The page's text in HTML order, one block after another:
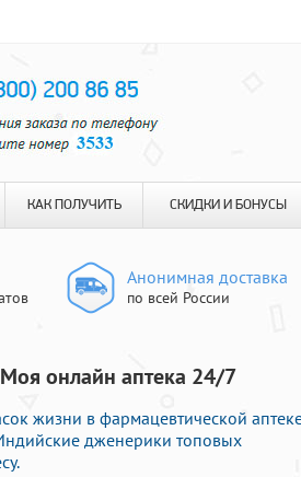
КАК ПОЛУЧИТЬ СКИДКИ И БОНУСЫ
Анонимная доставка
по всей России
онлайн аптека 24/7
жизни в фармацевтической
дженерики топовых